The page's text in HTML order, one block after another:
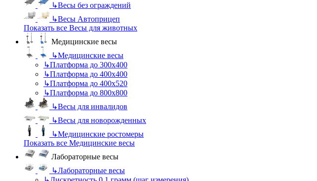
↳Весы без ограждений
↳Весы Автоприцеп
Показать все Весы для животных
Медицинские весы
↳Медицинские весы
↳Платформа до 300х400
↳Платформа до 400х400
↳Платформа до 400х520
↳Платформа до 800х800
↳Весы для инвалидов
↳Весы для новорожденных
↳Медицинские ростомеры
Показать все Медицинские весы
Лабораторные весы
↳Лабораторные весы